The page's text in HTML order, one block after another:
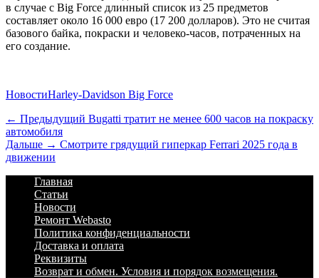
в случае с Big Force длинный список из 25 предметов
составляет около 16 000 евро (17 200 долларов). Это не считая
базового байка, покраски и человеко-часов, потраченных на
его создание.
Категории
НовостиТеги
Harley-Davidson Big Force
Навигация
по
записям
← Предыдущий Предыдущий
Bugatti тратит не менее 600 часов на покраску
автомобиля
Дальше → Дальше:
Смотрите грядущий гиперкар Ferrari 2025 года в
движении
Footer
Menu
Перейти
содержимому
Главная
Статьи
Новости
Ремонт Webasto
Политика конфиденциальности
Доставка и оплата
Реквизиты
Возврат и обмен. Условия и порядок возмещения.